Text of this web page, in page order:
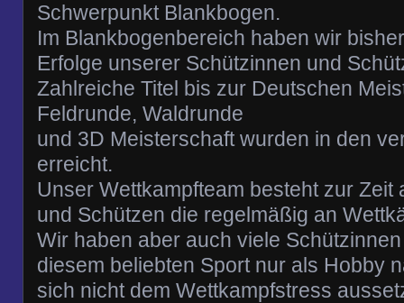
Schwerpunkt Blankbogen.
Im Blankbogenbereich haben wir
Erfolge unserer Schützinnen und
Zahlreiche Titel bis zur Deutschen
Feldrunde, Waldrunde
und 3D Meisterschaft wurden in den
erreicht.
Unser Wettkampfteam besteht zur Zeit
und Schützen die regelmäßig an
Wir haben aber auch viele
diesem beliebten Sport nur als Hobby
sich nicht dem Wettkampfstress